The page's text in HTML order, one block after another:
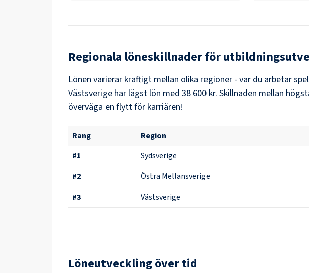
Regionala löneskillnader för
Lönen varierar kraftigt mellan olika regioner - var du arbetar
Västsverige har lägst lön med 38 600 kr. Skillnaden mellan
överväga en flytt för karriären!
Rang Region
#1 Sydsverige
#2 Östra Mellansverige
#3 Västsverige
Löneutveckling över tid